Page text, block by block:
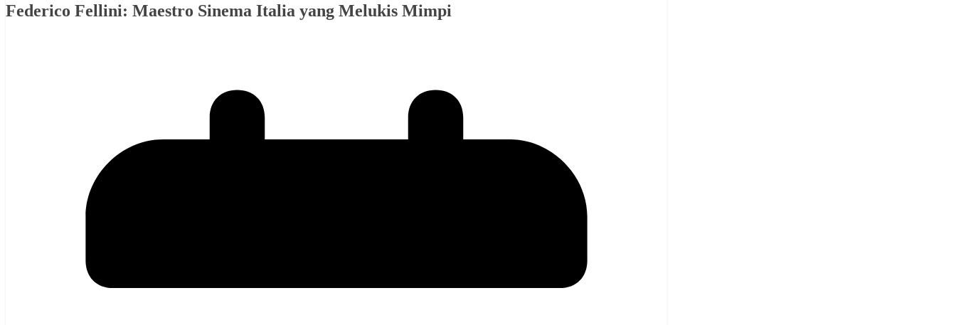
Federico Fellini: Maestro Sinema Italia yang Melukis Mimpi